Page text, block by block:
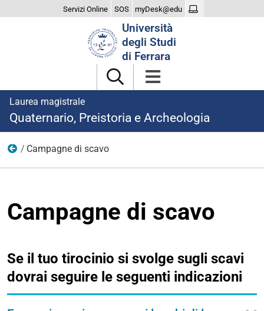
Servizi Online SOS myDesk@edu
Università
degli Studi
di Ferrara
Laurea magistrale
Quaternario, Preistoria e Archeologia
Tirocinio
Campagne di scavo
Campagne di scavo
Se il tuo tirocinio si svolge sugli scavi
dovrai seguire le seguenti indicazioni